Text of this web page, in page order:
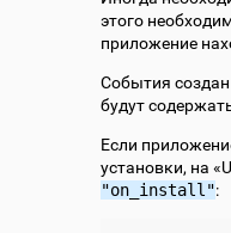
этого
приложение
События
будут
Если
установки, на
"on_install":